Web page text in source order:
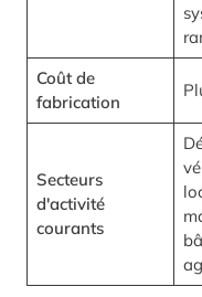
Coût de
fabrication
Secteurs
d'activité
courants